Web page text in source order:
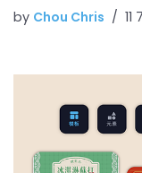
by Chou Chris 11